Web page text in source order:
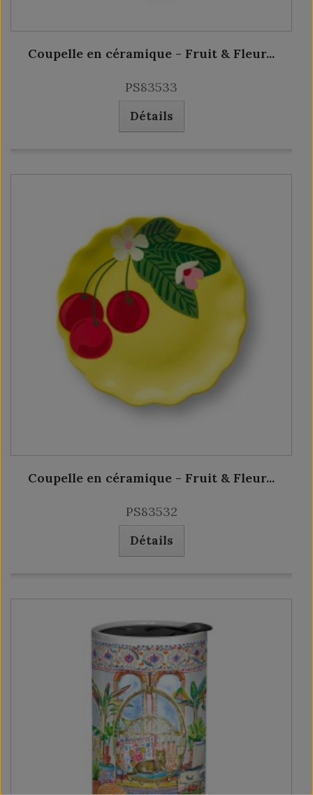
Coupelle en céramique - Fruit & Fleur...
PS83533
Détails
Coupelle en céramique - Fruit & Fleur...
PS83532
Détails